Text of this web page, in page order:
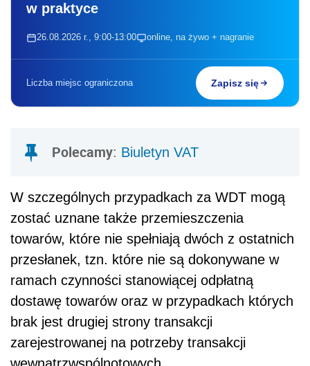
w praktyce
26.08.2026 r., 9:00-13:00 online, na żywo + nagranie
Liczba miejsc ograniczona Zapisz się
Polecamy: Biuletyn VAT
W szczególnych przypadkach za WDT mogą
zostać uznane także przemieszczenia
towarów, które nie spełniają dwóch z ostatnich
przesłanek, tzn. które nie są dokonywane w
ramach czynności stanowiącej odpłatną
dostawę towarów oraz w przypadkach których
brak jest drugiej strony transakcji
zarejestrowanej na potrzeby transakcji